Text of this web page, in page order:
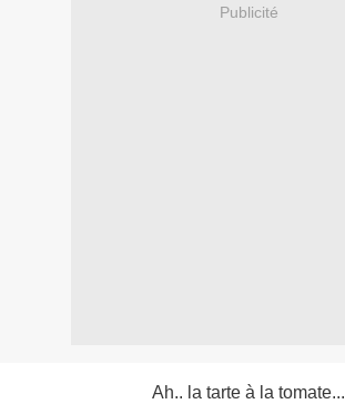
Publicité
Ah.. la tarte à la tomate...